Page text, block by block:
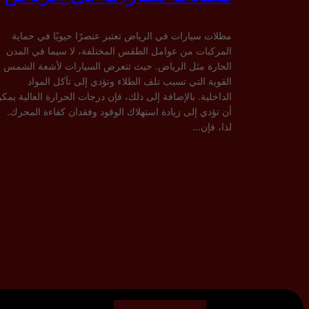
مظلات سيارات في الرياض تعتبر عنصرًا حيويًا في حماية
المركبات من عوامل الطقس المختلفة، لا سيما في المدن
الحارة مثل الرياض. حيث تتعرض السيارات لأشعة الشمس
القوية التي تسبب تلف الطلاء وتؤدي إلى تآكل المواد
الداخلية. بالإضافة إلى ذلك، فإن درجات الحرارة العالية
أن تؤدي إلى زيادة استهلاك الوقود وفقدان كفاءة المحرك.
لذا، فإن…